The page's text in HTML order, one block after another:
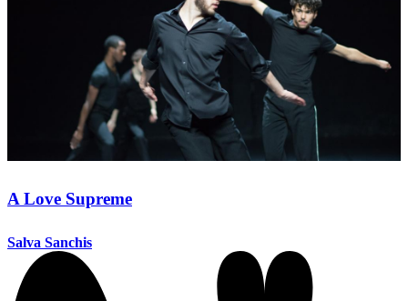
A Love Supreme
Salva Sanchis